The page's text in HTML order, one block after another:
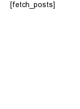
[fetch_posts]